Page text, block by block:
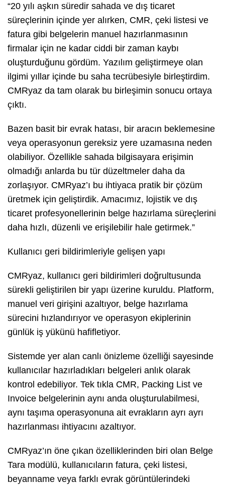
“20 yılı aşkın süredir sahada ve dış ticaret
süreçlerinin içinde yer alırken, CMR, çeki listesi ve
fatura gibi belgelerin manuel hazırlanmasının
firmalar için ne kadar ciddi bir zaman kaybı
oluşturduğunu gördüm. Yazılım geliştirmeye olan
ilgimi yıllar içinde bu saha tecrübesiyle birleştirdim.
CMRyaz da tam olarak bu birleşimin sonucu ortaya
çıktı.
Bazen basit bir evrak hatası, bir aracın beklemesine
veya operasyonun gereksiz yere uzamasına neden
olabiliyor. Özellikle sahada bilgisayara erişimin
olmadığı anlarda bu tür düzeltmeler daha da
zorlaşıyor. CMRyaz’ı bu ihtiyaca pratik bir çözüm
üretmek için geliştirdik. Amacımız, lojistik ve dış
ticaret profesyonellerinin belge hazırlama süreçlerini
daha hızlı, düzenli ve erişilebilir hale getirmek.”
Kullanıcı geri bildirimleriyle gelişen yapı
CMRyaz, kullanıcı geri bildirimleri doğrultusunda
sürekli geliştirilen bir yapı üzerine kuruldu. Platform,
manuel veri girişini azaltıyor, belge hazırlama
sürecini hızlandırıyor ve operasyon ekiplerinin
günlük iş yükünü hafifletiyor.
Sistemde yer alan canlı önizleme özelliği sayesinde
kullanıcılar hazırladıkları belgeleri anlık olarak
kontrol edebiliyor. Tek tıkla CMR, Packing List ve
Invoice belgelerinin aynı anda oluşturulabilmesi,
aynı taşıma operasyonuna ait evrakların ayrı ayrı
hazırlanması ihtiyacını azaltıyor.
CMRyaz’ın öne çıkan özelliklerinden biri olan Belge
Tara modülü, kullanıcıların fatura, çeki listesi,
beyanname veya farklı evrak görüntülerindeki